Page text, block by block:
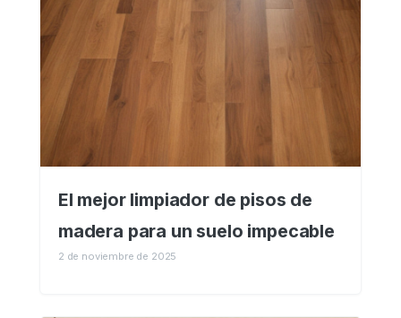
El mejor limpiador de pisos de
madera para un suelo impecable
2 de noviembre de 2025